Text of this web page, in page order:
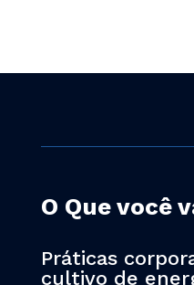
O Que você
Práticas
cultivo de